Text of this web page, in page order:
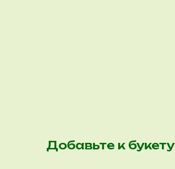
Добавьте к букету